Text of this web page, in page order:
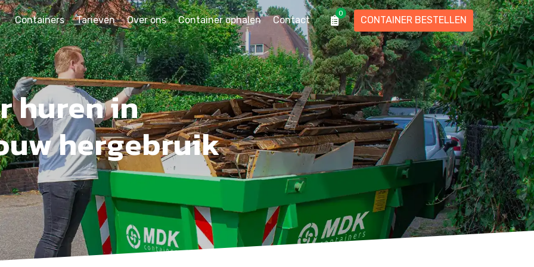
Containers Tarieven Over ons Container ophalen Contact
0
CONTAINER BESTELLEN
huren in
hergebruik